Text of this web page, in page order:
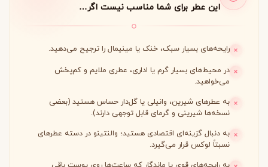
این عطر برای شما مناسب نیست اگر…
رایحه‌های بسیار سبک، خنک یا مینیمال را ترجیح می‌دهید.
در محیط‌های بسیار گرم یا اداری، عطری ملایم و کم‌پخش
می‌خواهید.
به عطرهای شیرین، وانیلی یا گل‌دار حساس هستید (بعضی
نسخه‌ها شیرینی و گرمای قابل توجهی دارند).
به دنبال گزینه‌ای اقتصادی هستید؛ والنتینو در دسته عطرهای
نسبتاً لوکس قرار می‌گیرد.